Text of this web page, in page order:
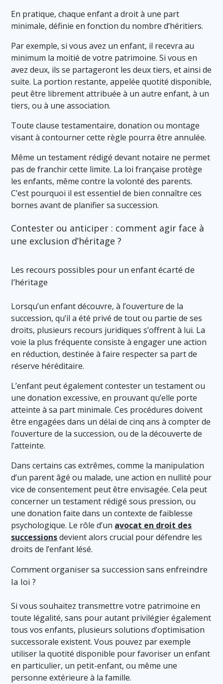
En pratique, chaque enfant a droit à une part
minimale, définie en fonction du nombre d’héritiers.
Par exemple, si vous avez un enfant, il recevra au
minimum la moitié de votre patrimoine. Si vous en
avez deux, ils se partageront les deux tiers, et ainsi de
suite. La portion restante, appelée quotité disponible,
peut être librement attribuée à un autre enfant, à un
tiers, ou à une association.
Toute clause testamentaire, donation ou montage
visant à contourner cette règle pourra être annulée.
Même un testament rédigé devant notaire ne permet
pas de franchir cette limite. La loi française protège
les enfants, même contre la volonté des parents.
C’est pourquoi il est essentiel de bien connaître ces
bornes avant de planifier sa succession.
Contester ou anticiper : comment agir face à
une exclusion d’héritage ?
Les recours possibles pour un enfant écarté de
l’héritage
Lorsqu’un enfant découvre, à l’ouverture de la
succession, qu’il a été privé de tout ou partie de ses
droits, plusieurs recours juridiques s’offrent à lui. La
voie la plus fréquente consiste à engager une action
en réduction, destinée à faire respecter sa part de
réserve héréditaire.
L’enfant peut également contester un testament ou
une donation excessive, en prouvant qu’elle porte
atteinte à sa part minimale. Ces procédures doivent
être engagées dans un délai de cinq ans à compter de
l’ouverture de la succession, ou de la découverte de
l’atteinte.
Dans certains cas extrêmes, comme la manipulation
d’un parent âgé ou malade, une action en nullité pour
vice de consentement peut être envisagée. Cela peut
concerner un testament rédigé sous pression, ou
une donation faite dans un contexte de faiblesse
psychologique. Le rôle d’un avocat en droit des
successionsdevient alors crucial pour défendre les
droits de l’enfant lésé.
Comment organiser sa succession sans enfreindre
la loi ?
Si vous souhaitez transmettre votre patrimoine en
toute légalité, sans pour autant privilégier également
tous vos enfants, plusieurs solutions d’optimisation
successorale existent. Vous pouvez par exemple
utiliser la quotité disponible pour favoriser un enfant
en particulier, un petit-enfant, ou même une
personne extérieure à la famille.